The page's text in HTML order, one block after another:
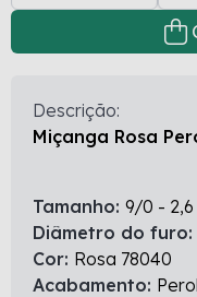
Descrição:
Miçanga Rosa
Tamanho: 9/0 -
Diâmetro do furo:
Cor: Rosa 78040
Acabamento: